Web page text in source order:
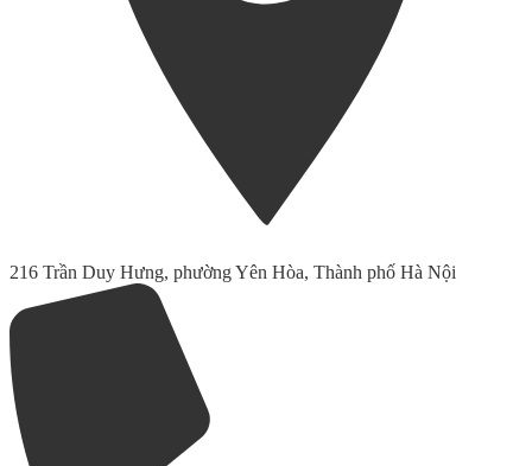
216 Trần Duy Hưng, phường Yên Hòa, Thành phố Hà Nội